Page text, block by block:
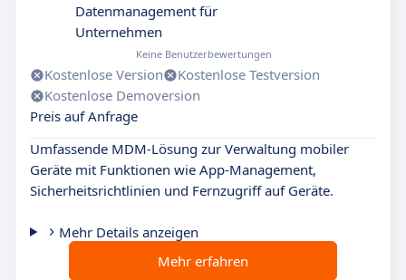
Datenmanagement für
Unternehmen
Keine Benutzerbewertungen
Kostenlose Version
Kostenlose Testversion
Kostenlose Demoversion
Preis auf Anfrage
Umfassende MDM-Lösung zur Verwaltung mobiler
Geräte mit Funktionen wie App-Management,
Sicherheitsrichtlinien und Fernzugriff auf Geräte.
Mehr Details anzeigen
Mehr erfahren